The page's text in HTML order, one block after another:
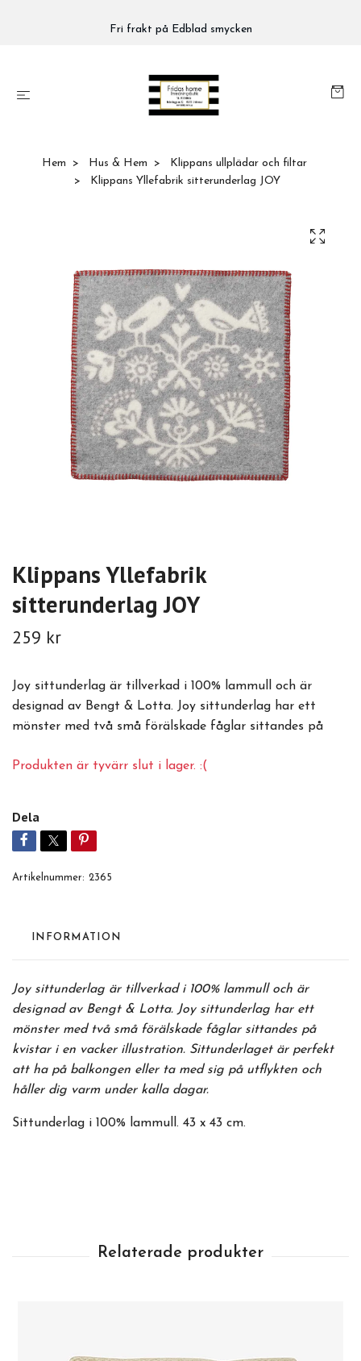
Fri frakt på Edblad smycken
Hem Hus & Hem
Klippans ullplädar och filtar
Klippans Yllefabrik sitterunderlag JOY
Klippans Yllefabrik
sitterunderlag JOY
259 kr
Joy sittunderlag är tillverkad i 100% lammull och är
designad av Bengt & Lotta. Joy sittunderlag har ett
mönster med två små förälskade fåglar sittandes på
Produkten är tyvärr slut i lager. :(
Dela
Artikelnummer: 2365
INFORMATION
Joy sittunderlag är tillverkad i 100% lammull och är
designad av Bengt & Lotta. Joy sittunderlag har ett
mönster med två små förälskade fåglar sittandes på
kvistar i en vacker illustration. Sittunderlaget är perfekt
att ha på balkongen eller ta med sig på utflykten och
håller dig varm under kalla dagar.
Sittunderlag i 100% lammull. 43 x 43 cm.